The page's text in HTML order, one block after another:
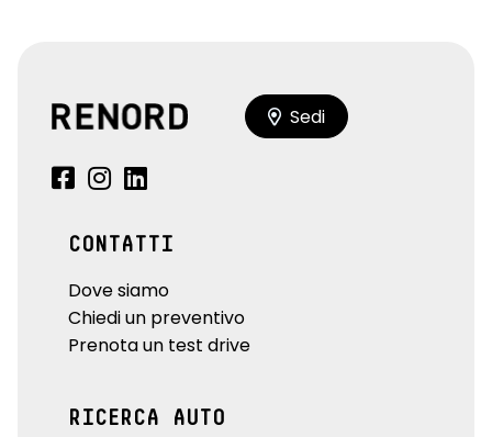
Sedi
CONTATTI
Dove siamo
Chiedi un preventivo
Prenota un test drive
RICERCA AUTO